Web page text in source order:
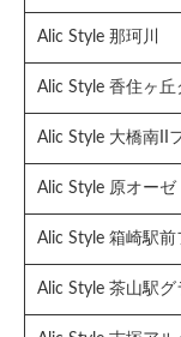
Alic Style 那珂川
Alic Style 香住ヶ丘
Alic Style 大橋南II
Alic Style 原オーゼ
Alic Style 箱崎駅前
Alic Style 茶山駅